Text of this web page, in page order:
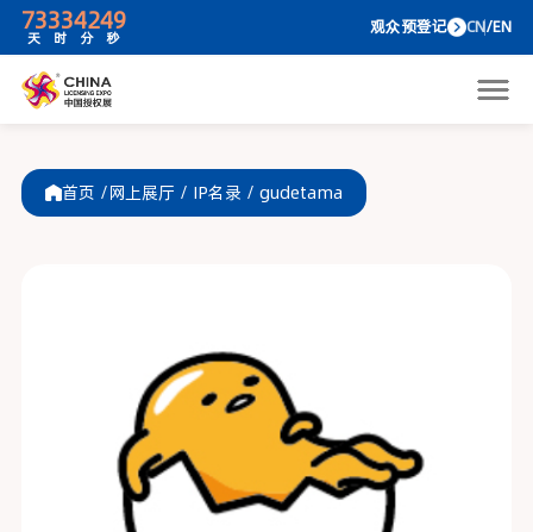
73
天
33
时
42
分
49 观众预
首页 /网上展厅 / IP名录 / gudetama